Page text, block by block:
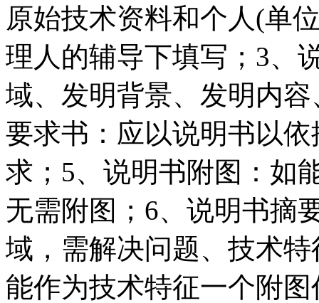
原始技术资料和个人(单
理人的辅导下填写；3、
域、发明背景、发明内
要求书：应以说明书以
求；5、说明书附图：如
无需附图；6、说明书摘
域，需解决问题、技术
能作为技术特征一个附